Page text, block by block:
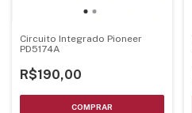
Circuito Integrado Pioneer
PD5174A
R$190,00